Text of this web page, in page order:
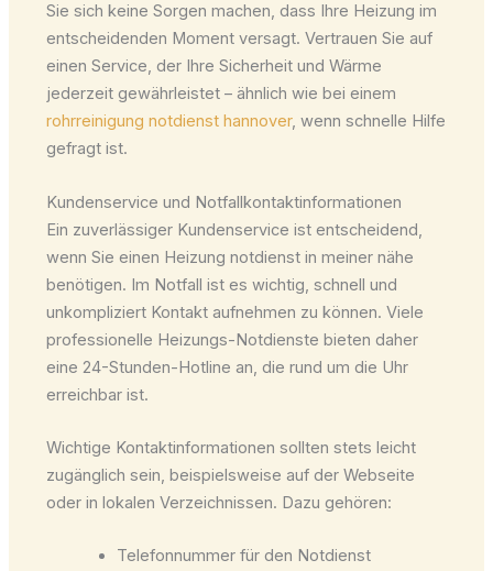
Sie sich keine Sorgen machen, dass Ihre Heizung im
entscheidenden Moment versagt. Vertrauen Sie auf
einen Service, der Ihre Sicherheit und Wärme
jederzeit gewährleistet – ähnlich wie bei einem
rohrreinigung notdienst hannover, wenn schnelle Hilfe
gefragt ist.
Kundenservice und Notfallkontaktinformationen
Ein zuverlässiger Kundenservice ist entscheidend,
wenn Sie einen Heizung notdienst in meiner nähe
benötigen. Im Notfall ist es wichtig, schnell und
unkompliziert Kontakt aufnehmen zu können. Viele
professionelle Heizungs-Notdienste bieten daher
eine 24-Stunden-Hotline an, die rund um die Uhr
erreichbar ist.
Wichtige Kontaktinformationen sollten stets leicht
zugänglich sein, beispielsweise auf der Webseite
oder in lokalen Verzeichnissen. Dazu gehören:
Telefonnummer für den Notdienst